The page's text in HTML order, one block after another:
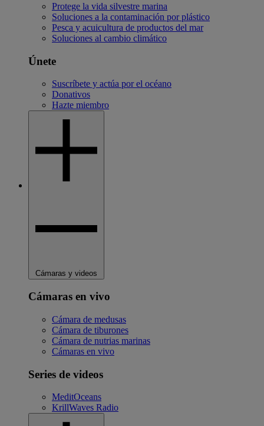
Protege la vida silvestre marina
Soluciones a la contaminación por plástico
Pesca y acuicultura de productos del mar
Soluciones al cambio climático
Únete
Suscríbete y actúa por el océano
Donativos
Hazte miembro
Cámaras y videos
Cámaras en vivo
Cámara de medusas
Cámara de tiburones
Cámara de nutrias marinas
Cámaras en vivo
Series de videos
MeditOceans
KrillWaves Radio